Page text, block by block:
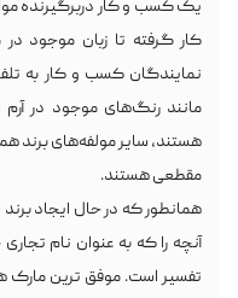
یک کسب و کار دربرگیرنده‌
کار گرفته تا زبان موجود
نمایندگان کسب و کار به
مانند رنگ‌های موجود در
هستند، سایر مولفه‌های برند
مقطعی هستند.
همانطور که در حال ایجاد
آنچه را که به عنوان نام
تفسیر است. موفق ترین مارک